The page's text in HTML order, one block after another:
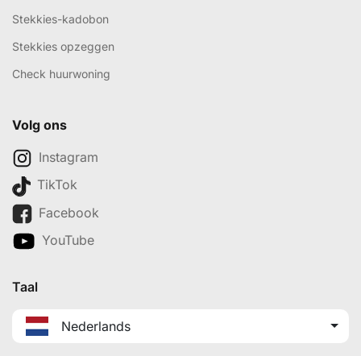
Stekkies-kadobon
Stekkies opzeggen
Check huurwoning
Volg ons
Instagram
TikTok
Facebook
YouTube
Taal
Nederlands